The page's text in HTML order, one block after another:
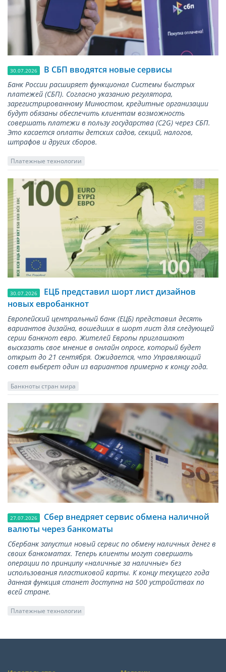
30.07.2026 В СБП вводятся новые сервисы
Банк России расширяет функционал Системы быстрых
платежей (СБП). Согласно указанию регулятора,
зарегистрированному Минюстом, кредитные организации
будут обязаны обеспечить клиентам возможность
совершать платежи в пользу государства (С2G) через СБП.
Это касается оплаты детских садов, секций, налогов,
штрафов и других сборов.
Платежные технологии
30.07.2026
ЕЦБ представил шорт лист дизайнов
новых евробанкнот
Европейский центральный банк (ЕЦБ) представил десять
вариантов дизайна, вошедших в шорт лист для следующей
серии банкнот евро. Жителей Европы приглашают
высказать свое мнение в онлайн опросе, который будет
открыт до 21 сентября. Ожидается, что Управляющий
совет выберет один из вариантов примерно к концу года.
Банкноты стран мира
27.07.2026
Сбер внедряет сервис обмена наличной
валюты через банкоматы
Сбербанк запустил новый сервис по обмену наличных денег в
своих банкоматах. Теперь клиенты могут совершать
операции по принципу «наличные за наличные» без
использования пластиковой карты. К концу текущего года
данная функция станет доступна на 500 устройствах по
всей стране.
Платежные технологии